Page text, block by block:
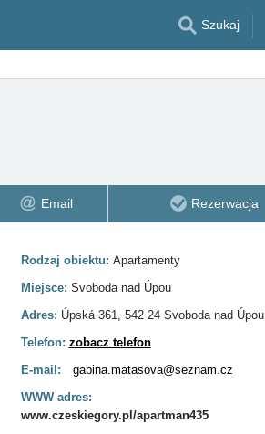
Szukaj
Email Rezerwacja
Rodzaj obiektu: Apartamenty
Miejsce: Svoboda nad Úpou
Adres: Úpská 361, 542 24 Svoboda nad Úpou
Telefon: zobacz telefon
E-mail:
gabina.matasova@seznam.cz
WWW adres:
www.czeskiegory.pl/apartman435